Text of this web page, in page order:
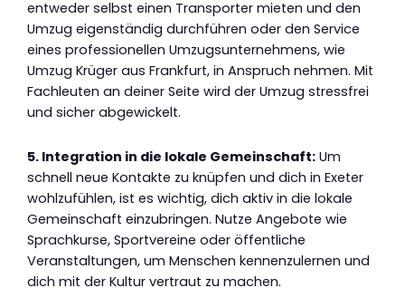
entweder selbst einen Transporter mieten und den
Umzug eigenständig durchführen oder den Service
eines professionellen Umzugsunternehmens, wie
Umzug Krüger aus Frankfurt, in Anspruch nehmen. Mit
Fachleuten an deiner Seite wird der Umzug stressfrei
und sicher abgewickelt.
5. Integration in die lokale Gemeinschaft: Um
schnell neue Kontakte zu knüpfen und dich in Exeter
wohlzufühlen, ist es wichtig, dich aktiv in die lokale
Gemeinschaft einzubringen. Nutze Angebote wie
Sprachkurse, Sportvereine oder öffentliche
Veranstaltungen, um Menschen kennenzulernen und
dich mit der Kultur vertraut zu machen.